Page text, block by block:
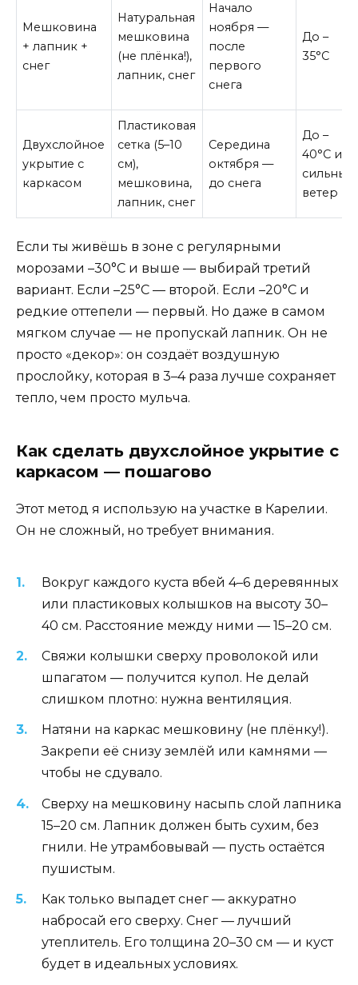
Мешковина
+ лапник +
снег
Натуральная
мешковина
(не плёнка!),
лапник, снег
Начало
ноября —
после
первого
снега
До –
35°C
Двухслойное
укрытие с
каркасом
Пластиковая
сетка (5–10
см),
мешковина,
лапник, снег
Середина
октября —
до снега
До –
40°C и
сильный
ветер
Если ты живёшь в зоне с регулярными
морозами –30°C и выше — выбирай третий
вариант. Если –25°C — второй. Если –20°C и
редкие оттепели — первый. Но даже в самом
мягком случае — не пропускай лапник. Он не
просто «декор»: он создаёт воздушную
прослойку, которая в 3–4 раза лучше сохраняет
тепло, чем просто мульча.
Как сделать двухслойное укрытие с
каркасом — пошагово
Этот метод я использую на участке в Карелии.
Он не сложный, но требует внимания.
Вокруг каждого куста вбей 4–6 деревянных
или пластиковых колышков на высоту 30–
40 см. Расстояние между ними — 15–20 см.
Свяжи колышки сверху проволокой или
шпагатом — получится купол. Не делай
слишком плотно: нужна вентиляция.
Натяни на каркас мешковину (не плёнку!).
Закрепи её снизу землёй или камнями —
чтобы не сдувало.
Сверху на мешковину насыпь слой лапника
15–20 см. Лапник должен быть сухим, без
гнили. Не утрамбовывай — пусть остаётся
пушистым.
Как только выпадет снег — аккуратно
набросай его сверху. Снег — лучший
утеплитель. Его толщина 20–30 см — и куст
будет в идеальных условиях.